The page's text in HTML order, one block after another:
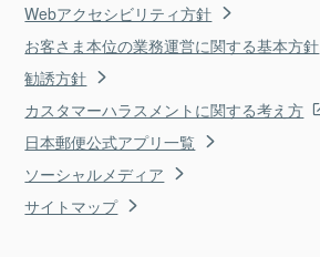
Webアクセシビリティ方針
お客さま本位の業務運営に関する基本方針
勧誘方針
カスタマーハラスメントに関する考え方
日本郵便公式アプリ一覧
ソーシャルメディア
サイトマップ